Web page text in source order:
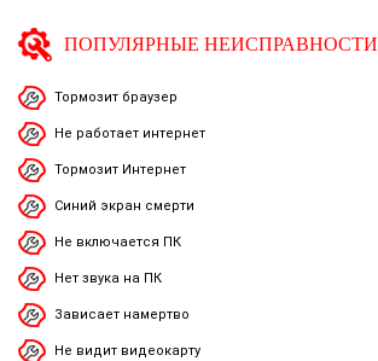
ПОПУЛЯРНЫЕ НЕИСПРАВНОСТИ
Тормозит браузер
Не работает интернет
Тормозит Интернет
Синий экран смерти
Не включается ПК
Нет звука на ПК
Зависает намертво
Не видит видеокарту